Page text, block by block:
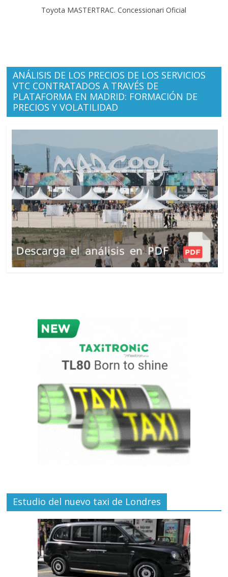
Toyota MASTERTRAC. Concessionari Oficial
ANÁLISIS DE LOS PRECIOS DE LOS SERVICIOS
VTC CONTRATADOS A TRAVÉS DE
PLATAFORMA EN MADRID: FORMACIÓN DE
PRECIOS Y VOLATILIDAD
Estudio del nuevo taxi de Londres